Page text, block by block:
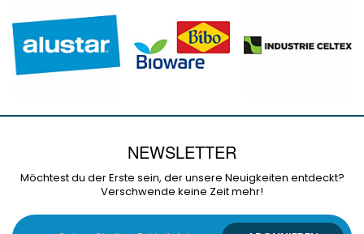
NEWSLETTER
Möchtest du der Erste sein, der unsere Neuigkeiten entdeckt?
Verschwende keine Zeit mehr!